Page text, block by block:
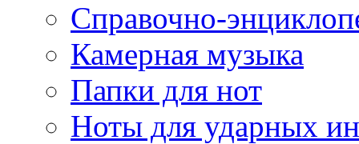
Справочно-
Камерная музыка
Папки для нот
Ноты для ударных